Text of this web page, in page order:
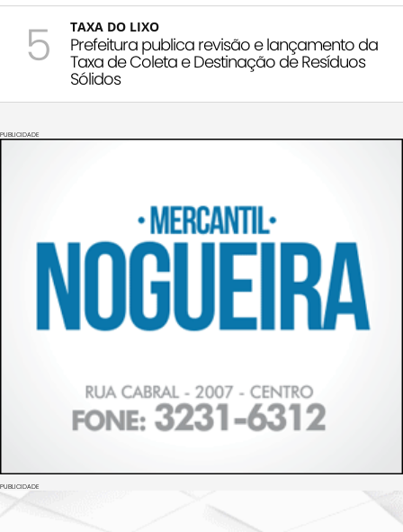
5 TAXA DO LIXO
Prefeitura publica revisão e lançamento da
Taxa de Coleta e Destinação de Resíduos
Sólidos
PUBLICIDADE
PUBLICIDADE